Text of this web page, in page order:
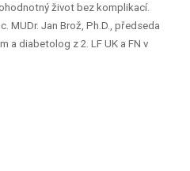
život bez komplikací.
MUDr. Jan Brož, Ph.D., předseda
a diabetolog z 2. LF UK a FN v